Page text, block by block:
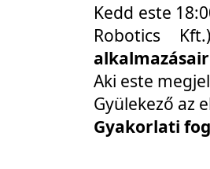
Kedd este
Robotics
Aki este
Gyülekező az
Gyakorlati